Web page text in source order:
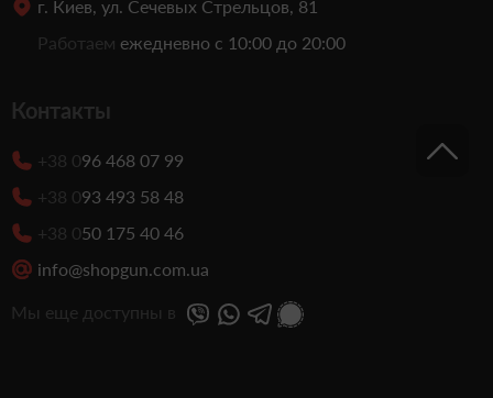
г. Киев, ул. Сечевых Стрельцов, 81
Работаем ежедневно с 10:00 до 20:00
Контакты
+38 096 468 07 99
+38 093 493 58 48
+38 050 175 40 46
info@shopgun.com.ua
Мы еще доступны в